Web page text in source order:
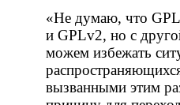
«Не думаю, что
и GPLv2, но с
можем избежать
вызванными этим